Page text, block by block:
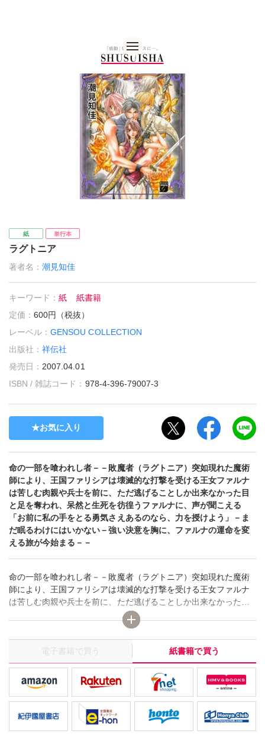
紙 単行本
ラグトニア
著者名：潮見知佳
キーワード：紙
紙書籍
定価：600円（税抜）
レーベル：GENSOU COLLECTION
出版社：祥伝社
発売日： 2007.04.01
ISBN / 雑誌コード： 978-4-396-79007-3
お気に入り
命の一部を喰われし者－－敗魔者（ラグトニア）突如現れた魔術
師により、王国ファリシアは壊滅的な打撃を受ける王女ファルナ
は苦しむ肉親や兵士を前に、ただ逃げることしか出来なかった目
と足を奪われ、呆然と生死を彷徨うファルナに、声が聞こえる
「お前に私の手をとる勇気さえあるのなら、力を授けよう」－ま
だ眠るわけにはいかない－強い決意を胸に、ファルナの運命を変
える旅が今始まる－－
命の一部を喰われし者－－敗魔者（ラグトニア）突如現れた魔術
師により、王国ファリシアは壊滅的な打撃を受ける王女ファルナ
は苦しむ肉親や兵士を前に、ただ逃げることしか出来なかった目
と足を奪われ、呆然と生死を彷徨うファルナに、声が聞こえる
「お前に私の手をとる勇気さえあるのなら、力を授けよう」－ま
だ眠るわけにはいかない－強い決意を胸に、ファルナの運命を変
える旅が今始まる－－
電子書籍で買う 紙書籍で買う